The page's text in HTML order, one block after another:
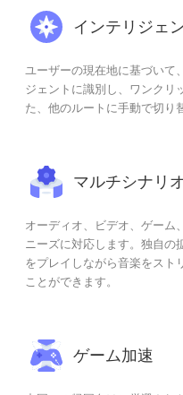
インテリジェ
ユーザーの現在地に基づいて
ジェントに識別し、ワンクリ
た、他のルートに手動で切り
マルチシナリ
オーディオ、ビデオ、ゲーム
ニーズに対応します。独自の
をプレイしながら音楽をスト
ことができます。
ゲーム加速